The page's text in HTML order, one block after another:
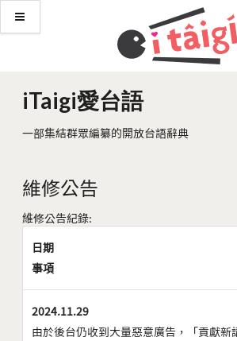
iTaigi愛台語
一部集結群眾編纂的開放台語辭典
維修公告
維修公告紀錄:
日期
事項
2024.11.29
由於後台仍收到大量惡意廣告，「貢獻新